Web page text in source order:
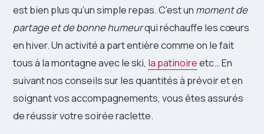
est bien plus qu’un simple repas. C’est un moment de
partage et de bonne humeurqui réchauffe les cœurs
en hiver. Un activité a part entière comme on le fait
tous à la montagne avec le ski, la patinoireetc… En
suivant nos conseils sur les quantités à prévoir et en
soignant vos accompagnements, vous êtes assurés
de réussir votre soirée raclette.